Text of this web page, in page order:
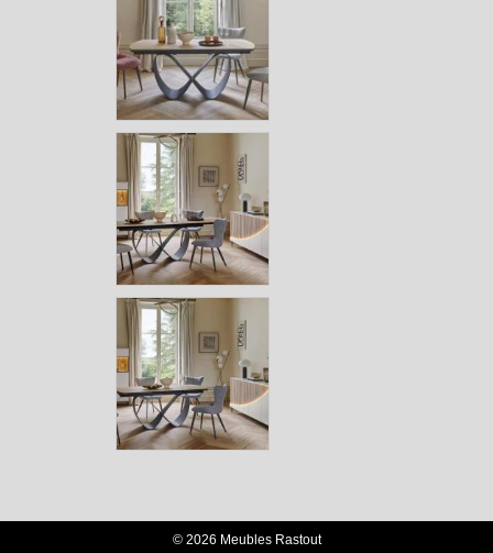
© 2026 Meubles Rastout